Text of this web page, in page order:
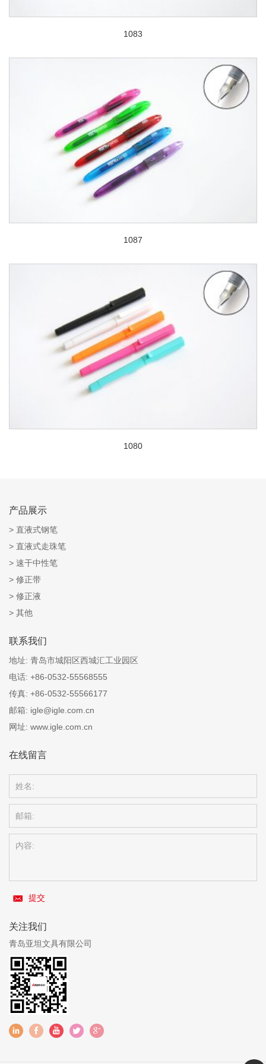
1083
1087
1080
产品展示
直液式钢笔
直液式走珠笔
速干中性笔
修正带
修正液
其他
联系我们
地址: 青岛市城阳区西城汇工业园区
电话: +86-0532-55568555
传真: +86-0532-55566177
邮箱: igle@igle.com.cn
网址: www.igle.com.cn
在线留言
提交
关注我们
青岛亚坦文具有限公司